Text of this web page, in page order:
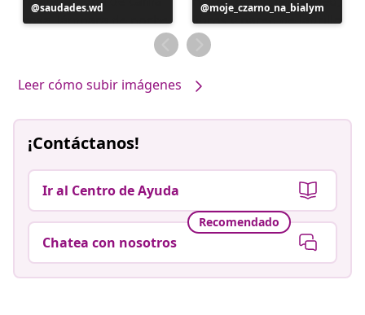
Publicación
realizada
saudades.wd
Publicación
realizada
por
moje_czarno_na_bialym
Leer cómo subir imágenes
¡Contáctanos!
Ir al Centro de Ayuda
Recomendado
Chatea con nosotros